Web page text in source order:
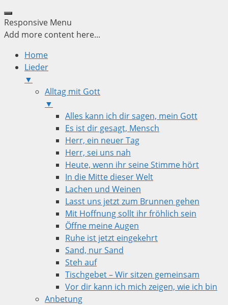
Responsive Menu
Add more content here...
Home
Lieder
▼
Alltag mit Gott
▼
Alles kann ich dir sagen, mein Gott
Es ist dir gesagt, Mensch
Herr, ein neuer Tag
Herr, sei uns nah
Heute, wenn ihr seine Stimme hört
In die Mitte dieser Welt
Lachen und Weinen
Lasst uns jetzt zum Brunnen gehen
Mit Hoffnung sollt ihr fröhlich sein
Öffne meine Augen
Ruhe ist jetzt eingekehrt
Sand, nur Sand
Steh auf
Tischgebet – Wir sitzen gemeinsam
Vor dir kann ich mich zeigen, wie ich bin
Anbetung